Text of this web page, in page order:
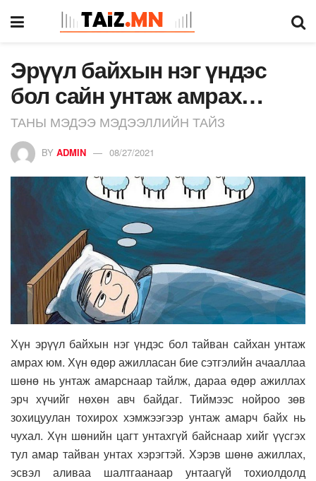
Эрүүл байхын нэг үндэс
бол сайн унтаж амрах…
ТАНЫ МЭДЭЭ МЭДЭЭЛЛИЙН ТАЙЗ
BY ADMIN 08/27/2021
Хүн эрүүл байхын нэг үндэс бол тайван сайхан унтаж
амрах юм. Хүн өдөр ажилласан бие сэтгэлийн ачааллаа
шөнө нь унтаж амарснаар тайлж, дараа өдөр ажиллах
эрч хүчийг нөхөн авч байдаг. Тиймээс нойроо зөв
зохицуулан тохирох хэмжээгээр унтаж амарч байх нь
чухал. Хүн шөнийн цагт унтахгүй байснаар хийг үүсгэх
тул амар тайван унтах хэрэгтэй. Хэрэв шөнө ажиллах,
эсвэл аливаа шалтгаанаар унтаагүй тохиолдолд